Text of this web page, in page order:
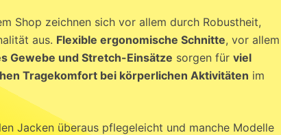
Shop zeichnen sich vor allem durch Robustheit,
aus. Flexible ergonomische Schnitte, vor allem
Gewebe und Stretch-Einsätze sorgen für viel
Tragekomfort bei körperlichen Aktivitäten im
Jacken überaus pflegeleicht und manche Modelle